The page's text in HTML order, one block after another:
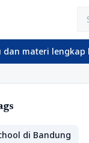
hanya di
di Bandung